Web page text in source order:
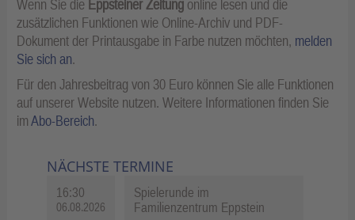
Wenn Sie die Eppsteiner Zeitung online lesen und die
zusätzlichen Funktionen wie Online-Archiv und PDF-
Dokument der Printausgabe in Farbe nutzen möchten, melden
Sie sich an.
Für den Jahresbeitrag von 30 Euro können Sie alle Funktionen
auf unserer Website nutzen. Weitere Informationen finden Sie
imAbo-Bereich.
NÄCHSTE TERMINE
16:30
06.08.2026
Spielerunde im
Familienzentrum Eppstein